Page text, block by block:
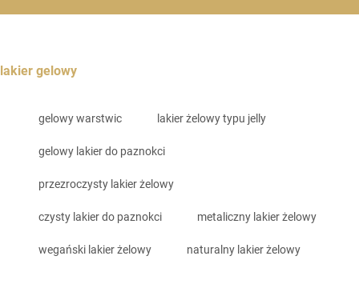
lakier gelowy
gelowy warstwic lakier żelowy typu jelly
gelowy lakier do paznokci
przezroczysty lakier żelowy
czysty lakier do paznokci metaliczny lakier żelowy
wegański lakier żelowy naturalny lakier żelowy